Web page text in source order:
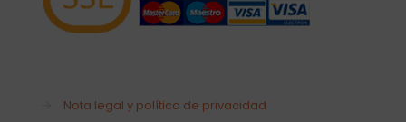
Nota legal y política de privacidad